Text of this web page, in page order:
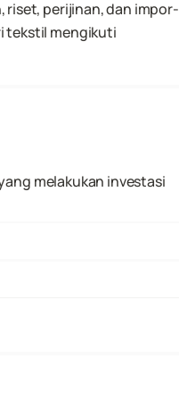
perijinan, dan impor-
tekstil mengikuti
melakukan investasi